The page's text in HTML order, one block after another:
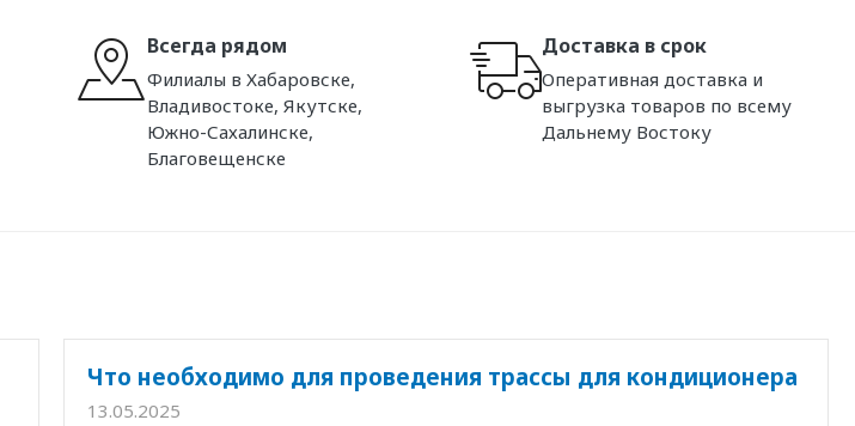
Всегда рядом
Филиалы в Хабаровске,
Владивостоке, Якутске,
Южно-Сахалинске,
Благовещенске
Доставка в срок
Оперативная доставка и
выгрузка товаров по всему
Дальнему Востоку
Что необходимо для проведения трассы для кондиционера
13.05.2025